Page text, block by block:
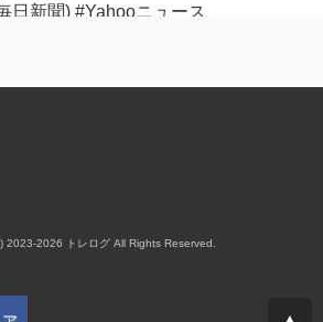
日新聞) #Yahooニュース
す。日本から消えてください。
ム 65K ペプチドナイル 41K 京セラ単
2023-2026 トレログ All Rights Reserved.